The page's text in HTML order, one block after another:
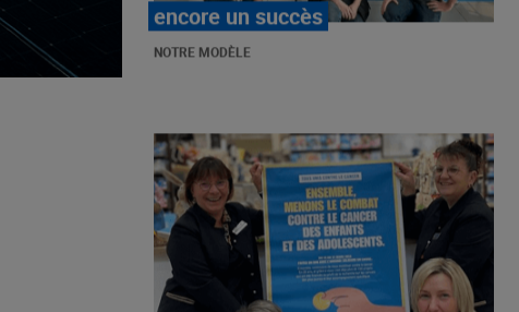
les cancers pédiatriques
NOTRE MODÈLE
LE MOUVEMENT